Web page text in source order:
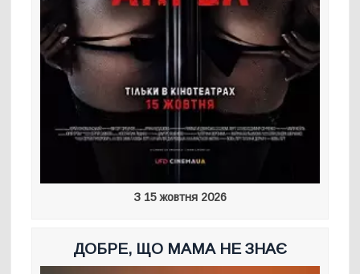
З 15 жовтня 2026
ДОБРЕ, ЩО МАМА НЕ ЗНАЄ